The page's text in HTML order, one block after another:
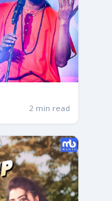
2 min read